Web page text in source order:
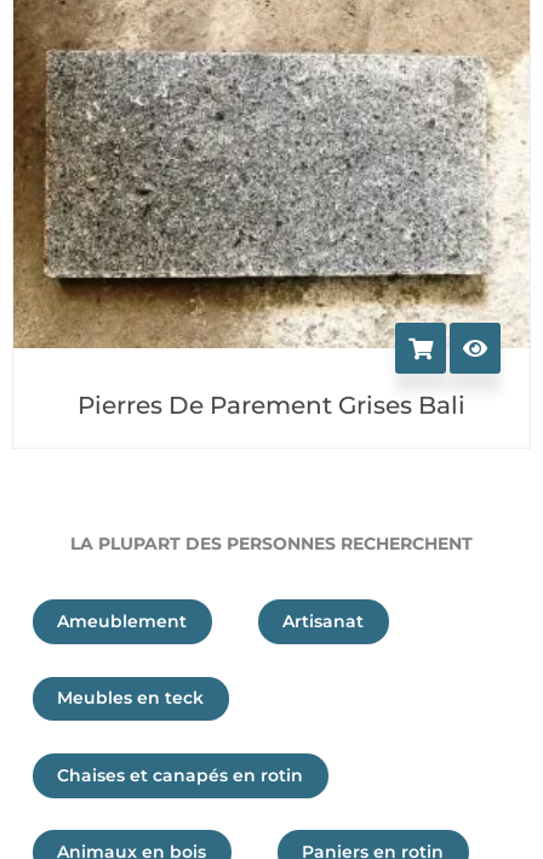
Pierres De Parement Grises Bali
LA PLUPART DES PERSONNES RECHERCHENT
Ameublement Artisanat
Meubles en teck
Chaises et canapés en rotin
Animaux en bois Paniers en rotin